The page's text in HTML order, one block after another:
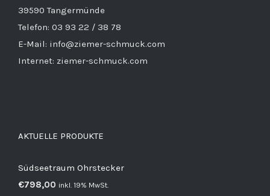
39590 Tangermünde
Telefon: 03 93 22 / 38 78
E-Mail: info@ziemer-schmuck.com
Internet: ziemer-schmuck.com
AKTUELLE PRODUKTE
Südseetraum Ohrstecker
€798,00 inkl. 19% MwSt.